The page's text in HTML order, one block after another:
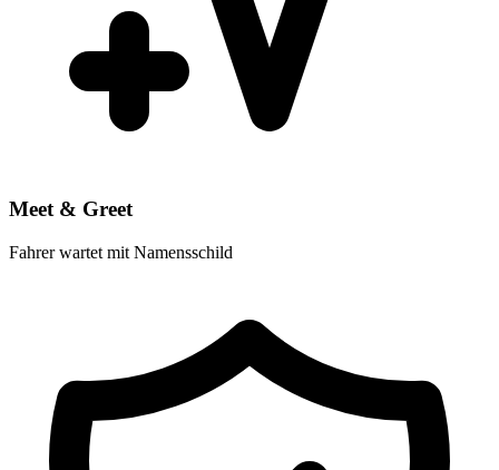
Meet & Greet
Fahrer wartet mit Namensschild